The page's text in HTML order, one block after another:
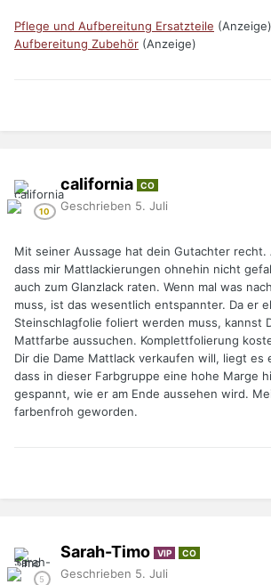
Pflege und Aufbereitung Ersatzteile
Aufbereitung Zubehör (Anzeige)
california CO
Geschrieben 5. Juli
Mit seiner Aussage hat dein Gutachter recht.
dass mir Mattlackierungen ohnehin nicht
auch zum Glanzlack raten. Wenn mal was
muss, ist das wesentlich entspannter. Da er
Steinschlagfolie foliert werden muss, kannst
Mattfarbe aussuchen. Komplettfolierung
Dir die Dame Mattlack verkaufen will, liegt es
dass in dieser Farbgruppe eine hohe Marge
gespannt, wie er am Ende aussehen wird.
farbenfroh geworden.
Sarah-Timo VIP CO
Geschrieben 5. Juli